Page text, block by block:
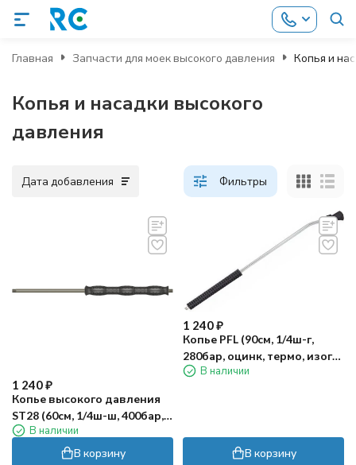
Главная Запчасти для моек высокого давления Копья и
Копья и насадки высокого
давления
Дата добавления Фильтры
1 240₽
Копье высокого давления
ST28 (60см, 1/4ш-ш, 400бар,
оцинк, термо, прямое) R+M
В наличии
В корзину
1 240₽
Копье PFL (90см, 1/4ш-г,
280бар, оцинк, термо, изогн)
TORВ наличии
В корзину